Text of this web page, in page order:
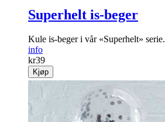
Superhelt is-beger
Kule is-beger i vår «Superhelt» serie.
info
kr39
Kjøp